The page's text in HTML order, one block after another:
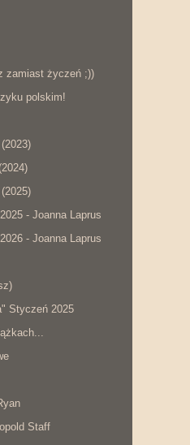
zamiast życzeń ;))
polskim!
- Joanna Laprus
- Joanna Laprus
Styczeń 2025
Staff